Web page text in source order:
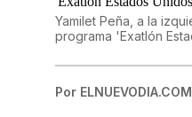
Yamilet Peña, a la
programa 'Exatlón
Por ELNUEVODIA.COM